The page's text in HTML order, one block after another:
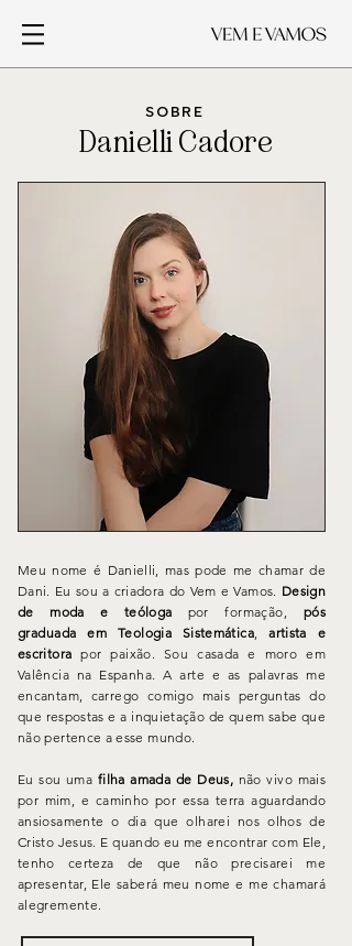
SOBRE
Danielli Cadore
Meu nome é Danielli, mas pode me chamar de
Dani. Eu sou a criadora do Vem e Vamos. Design
de moda e teóloga porformação, pós
graduada em Teologia Sistemática,artista e
escritora por paixão. Sou casada e moro em
Valência na Espanha. A arte e as palavras me
encantam, carrego comigo mais perguntas do
que respostas e a inquietação de quem sabe que
não pertence a esse mundo.
Eu sou uma filha amada de Deus, não vivo mais
por mim, e caminho por essa terra aguardando
ansiosamente o dia que olharei nos olhos de
Cristo Jesus. E quando eu me encontrar com Ele,
tenho certeza de que não precisarei me
apresentar, Ele saberá meu nome e me chamará
alegremente.